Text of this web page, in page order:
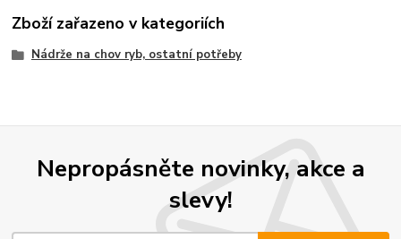
Zboží zařazeno v kategoriích
Nádrže na chov ryb, ostatní potřeby
Nepropásněte novinky, akce a
slevy!